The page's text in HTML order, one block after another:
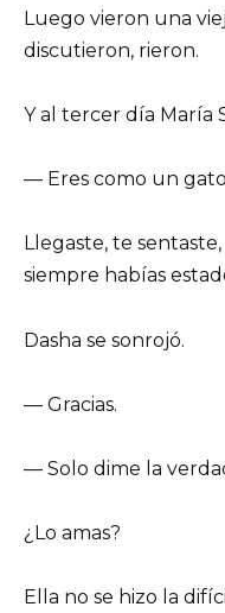
Luego vieron una
discutieron, rieron.
Y al tercer día María
— Eres como un
Llegaste, te
siempre habías
Dasha se sonrojó.
— Gracias.
— Solo dime la
¿Lo amas?
Ella no se hizo la